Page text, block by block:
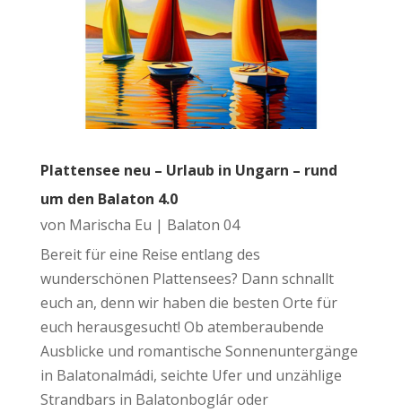
Plattensee neu – Urlaub in Ungarn – rund
um den Balaton 4.0
von Marischa Eu | Balaton 04
Bereit für eine Reise entlang des
wunderschönen Plattensees? Dann schnallt
euch an, denn wir haben die besten Orte für
euch herausgesucht! Ob atemberaubende
Ausblicke und romantische Sonnenuntergänge
in Balatonalmádi, seichte Ufer und unzählige
Strandbars in Balatonboglár oder